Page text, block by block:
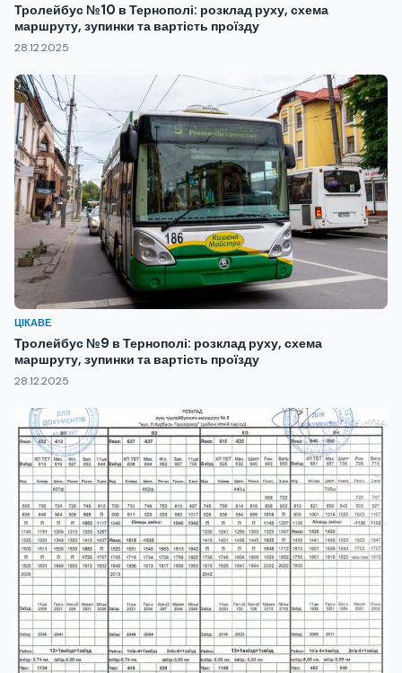
Тролейбус №10 в Тернополі: розклад руху, схема
маршруту, зупинки та вартість проїзду
28.12.2025
ЦІКАВЕ
Тролейбус №9 в Тернополі: розклад руху, схема
маршруту, зупинки та вартість проїзду
28.12.2025